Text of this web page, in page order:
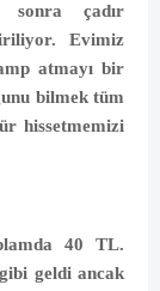
sonra çadır
Evimiz
atmayı bir
bilmek tüm
hissetmemizi
40 TL.
geldi ancak